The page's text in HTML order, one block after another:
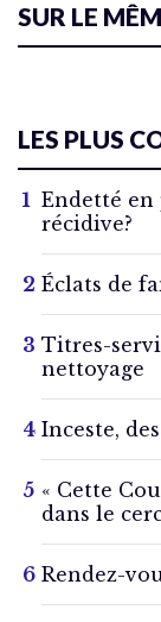
SUR LE
LES PLUS
Endetté en
récidive?
Éclats de
Titres-
nettoyage
Inceste,
« Cette
dans le
Rendez-